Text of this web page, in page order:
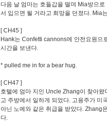
다음 날 엄마는 호들갑을 떨며 Mia방으
서 입으면 될 거라고 희망을 던졌다. Mia
[ CH45 ]
Hank는 Confetti cannons에 안전요원으
시간을 보낸다.
* pulled me in for a bear hug.
[ CH47 ]
호텔에 엄마 지인 Uncle Zhang이 찾아
고 주방에서 일하게 되었다. 고용주가 미
아닌 노예와 같은 취급을 받았다. Zhang
다.